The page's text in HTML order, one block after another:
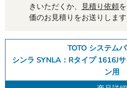
きいただくか、 見積り依頼
価のお見積りをお送りします
TOTO システム
シンラ SYNLA：Rタイプ 1616J
ン用